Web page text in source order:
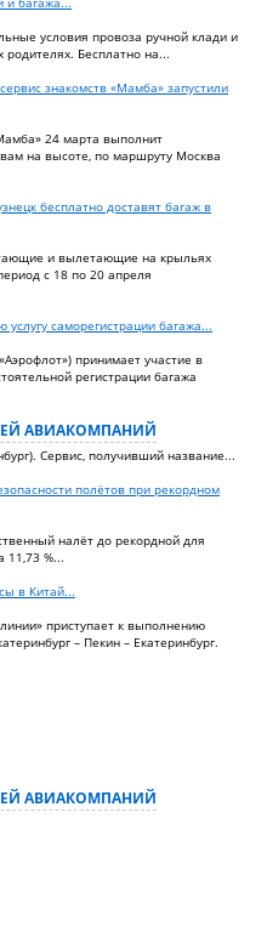
условия провоза ручной клади и
Бесплатно на...
знакомств «Мамба» запустили
24 марта выполнит
на высоте, по маршруту Москва
бесплатно доставят багаж в
и вылетающие на крыльях
с 18 по 20 апреля
услугу саморегистрации багажа...
принимает участие в
регистрации багажа
Сервис, получивший название...
полётов при рекордном
налёт до рекордной для
11,73 %...
в Китай...
приступает к выполнению
– Пекин – Екатеринбург.